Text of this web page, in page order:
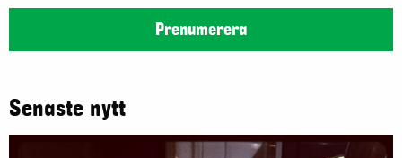
Prenumerera
Senaste nytt